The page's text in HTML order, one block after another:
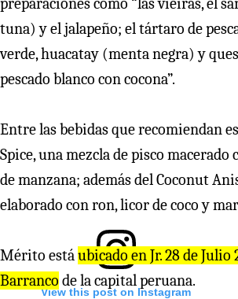
View this post on Instagram
tuna) y el jalapeño; el tártaro de
verde, huacatay (menta negra) y
pescado blanco con cocona”.
Entre las bebidas que recomiendan
Spice, una mezcla de pisco macerado
de manzana; además del Coconut
elaborado con ron, licor de coco y
Mérito está ubicado en Jr. 28 de Julio
Barranco de la capital peruana.